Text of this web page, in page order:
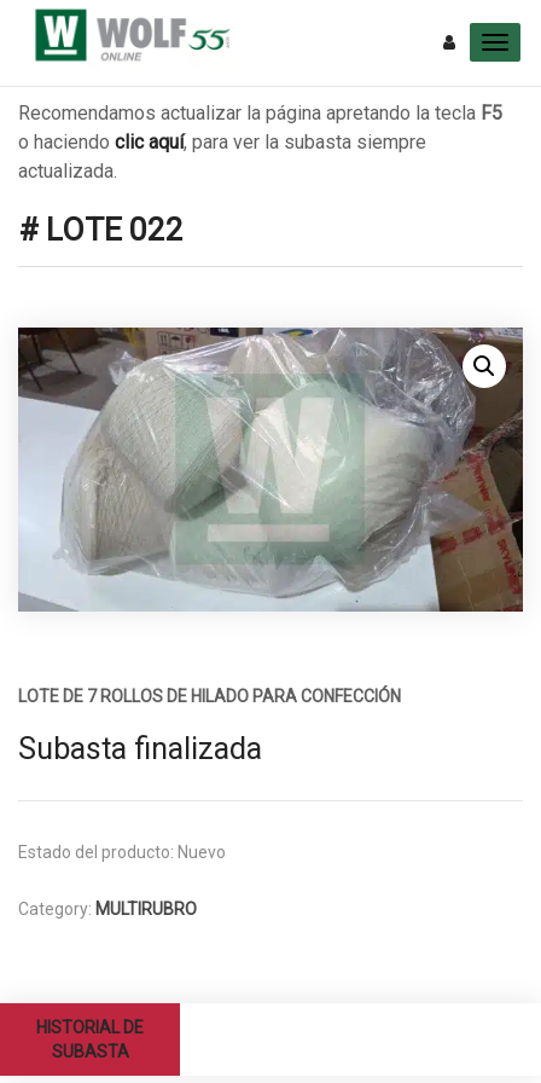
Recomendamos actualizar la página apretando la tecla F5
o haciendo clic aquí, para ver la subasta siempre
actualizada.
# LOTE 022
LOTE DE 7 ROLLOS DE HILADO PARA CONFECCIÓN
Subasta finalizada
Estado del producto: Nuevo
Category: MULTIRUBRO
HISTORIAL DE
SUBASTA